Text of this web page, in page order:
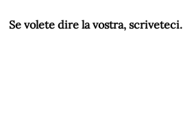
Se volete dire la vostra, scriveteci.